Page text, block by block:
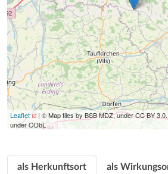
Leaflet
| © Map tiles by BSB MDZ, under CC BY
under ODbL
als Herkunftsort als